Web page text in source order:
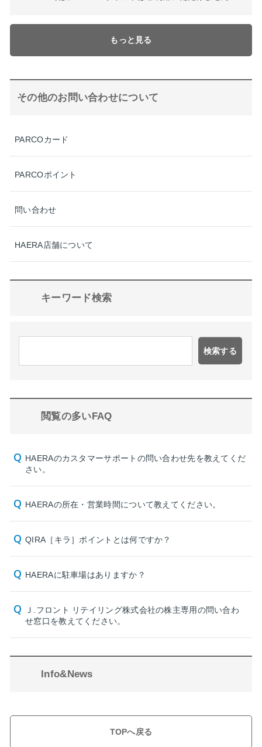
もっと見る
その他のお問い合わせについて
PARCOカード
PARCOポイント
問い合わせ
HAERA店舗について
キーワード検索
検索する
閲覧の多いFAQ
HAERAのカスタマーサポートの問い合わせ先を教えてくだ
さい。
HAERAの所在・営業時間について教えてください。
QIRA［キラ］ポイントとは何ですか？
HAERAに駐車場はありますか？
Ｊ.フロント リテイリング株式会社の株主専用の問い合わ
せ窓口を教えてください。
Info&News
TOPへ戻る